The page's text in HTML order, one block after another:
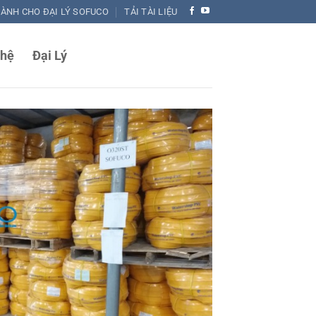
CHO ĐẠI LÝ SOFUCO TẢI TÀI LIỆU
Đại Lý